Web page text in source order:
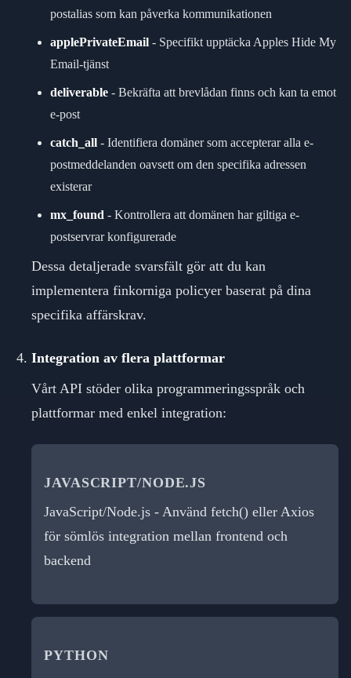
postalias som kan påverka kommunikationen
applePrivateEmail - Specifikt upptäcka Apples Hide My
Email-tjänst
deliverable - Bekräfta att brevlådan finns och kan ta emot
e-post
catch_all - Identifiera domäner som accepterar alla e-
postmeddelanden oavsett om den specifika adressen
existerar
mx_found - Kontrollera att domänen har giltiga e-
postservrar konfigurerade
Dessa detaljerade svarsfält gör att du kan
implementera finkorniga policyer baserat på dina
specifika affärskrav.
Integration av flera plattformar
Vårt API stöder olika programmeringsspråk och
plattformar med enkel integration:
JAVASCRIPT/NODE.JS
JavaScript/Node.js - Använd fetch() eller Axios
för sömlös integration mellan frontend och
backend
PYTHON